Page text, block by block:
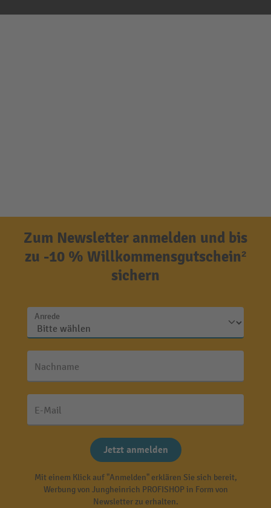
Zum Newsletter anmelden und bis
zu -10 % Willkommensgutschein²
sichern
Anrede
Nachname
E-Mail
Jetzt anmelden
Mit einem Klick auf "Anmelden" erklären Sie sich bereit,
Werbung von Jungheinrich PROFISHOP in Form von
Newsletter zu erhalten.